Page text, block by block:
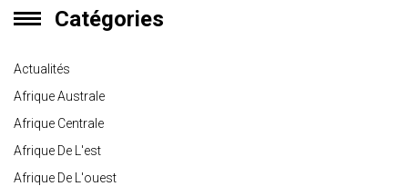
Catégories
Actualités
Afrique Australe
Afrique Centrale
Afrique De L'est
Afrique De L'ouest